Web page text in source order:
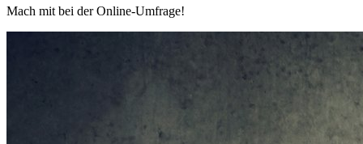
Mach mit bei der Online-Umfrage!